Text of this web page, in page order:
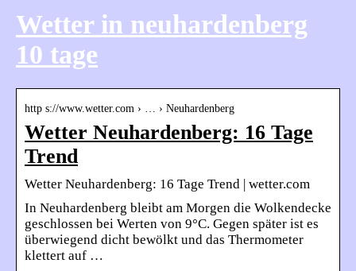
Wetter in neuhardenberg
10 tage
http s://www.wetter.com › … › Neuhardenberg
Wetter Neuhardenberg: 16 Tage
Trend
Wetter Neuhardenberg: 16 Tage Trend | wetter.com
In Neuhardenberg bleibt am Morgen die Wolkendecke
geschlossen bei Werten von 9°C. Gegen später ist es
überwiegend dicht bewölkt und das Thermometer
klettert auf …